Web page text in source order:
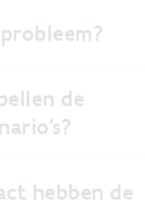
de
hebben de